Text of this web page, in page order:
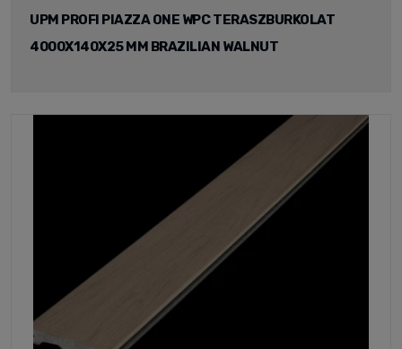
UPM PROFI PIAZZA ONE WPC TERASZBURKOLAT
4000X140X25 MM BRAZILIAN WALNUT